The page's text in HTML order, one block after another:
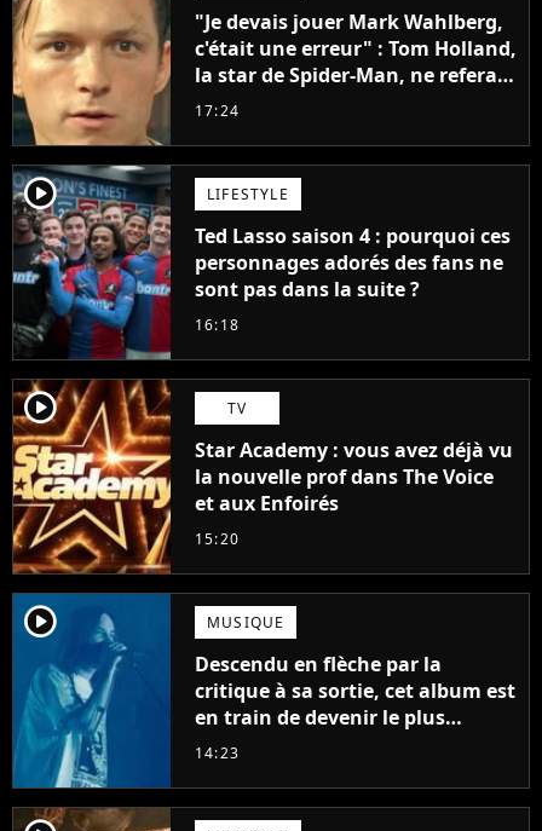
"Je devais jouer Mark Wahlberg,
c'était une erreur" : Tom Holland,
la star de Spider-Man, ne referait
pas ce blockbuster
17:24
player2 LIFESTYLE
Ted Lasso saison 4 : pourquoi ces
personnages adorés des fans ne
sont pas dans la suite ?
16:18
player2 TV
Star Academy : vous avez déjà vu
la nouvelle prof dans The Voice
et aux Enfoirés
15:20
player2 MUSIQUE
Descendu en flèche par la
critique à sa sortie, cet album est
en train de devenir le plus
populaire de son auteur
14:23